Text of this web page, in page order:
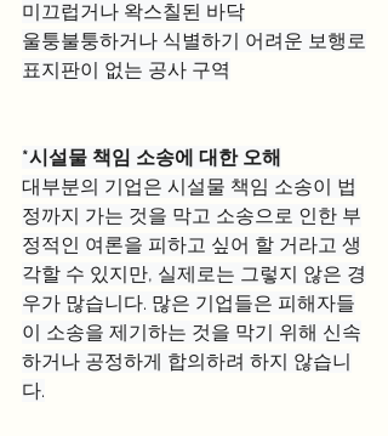
미끄럽거나 왁스칠된 바닥
울퉁불퉁하거나 식별하기 어려운 보행로
표지판이 없는 공사 구역
*시설물 책임 소송에 대한 오해
대부분의 기업은 시설물 책임 소송이 법
정까지 가는 것을 막고 소송으로 인한 부
정적인 여론을 피하고 싶어 할 거라고 생
각할 수 있지만, 실제로는 그렇지 않은 경
우가 많습니다. 많은 기업들은 피해자들
이 소송을 제기하는 것을 막기 위해 신속
하거나 공정하게 합의하려 하지 않습니
다.